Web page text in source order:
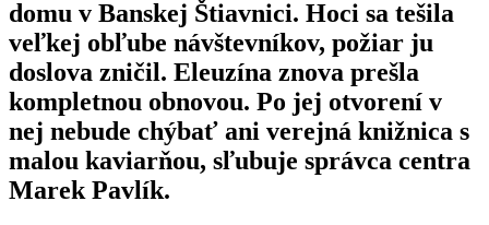
domu v Banskej Štiavnici. Hoci sa tešila
veľkej obľube návštevníkov, požiar ju
doslova zničil. Eleuzína znova prešla
kompletnou obnovou. Po jej otvorení v
nej nebude chýbať ani verejná knižnica s
malou kaviarňou, sľubuje správca centra
Marek Pavlík.